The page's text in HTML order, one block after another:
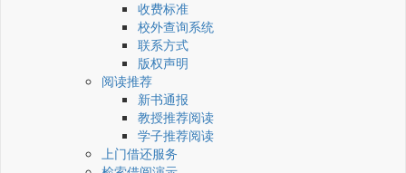
收费标准
校外查询系统
联系方式
版权声明
阅读推荐
新书通报
教授推荐阅读
学子推荐阅读
上门借还服务